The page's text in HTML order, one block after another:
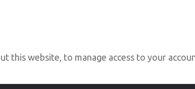
website, to manage access to your